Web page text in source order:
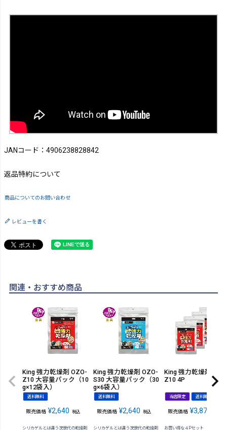
JANコード：4906238828842
返品特約について
商品についてのお問い合わせ
レビューを書く
関連・おすすめ商品
King 強力乾燥剤 OZO-
Z10 大容量パック（10
g×12袋入）
送料無料
販売価格 ¥2,640 税込
シリカゲルとは違う次世代の乾燥剤
King 強力乾燥剤 OZO-
S30 大容量パック（30
g×6袋入）
送料無料
販売価格 ¥2,640 税込
シリカゲルとは違う次世代の乾燥剤
King 強力乾燥剤
Z10 4P
当店限定 送料無料
販売価格 ¥3,872
お買い得な４Pセット